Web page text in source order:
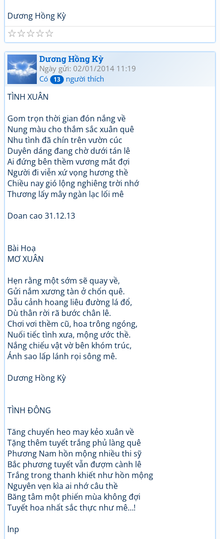
Dương Hồng Kỳ
☆
☆
☆
☆
☆
Dương Hồng Kỳ
Ngày gửi: 02/01/2014 11:19
Có
13 người thích
TÌNH XUÂN
Gom trọn thời gian đón nắng về
Nung màu cho thắm sắc xuân quê
Nhu tình đã chín trên vườn cúc
Duyên dáng đang chờ dưới tán lê
Ai đứng bên thềm vương mắt đợi
Người đi viễn xứ vọng hương thề
Chiều nay gió lộng nghiêng trời nhớ
Thương lấy mây ngàn lạc lối mê
Doan cao 31.12.13
Bài Hoạ
MƠ XUÂN
Hẹn rằng một sớm sẽ quay về,
Gửi nắm xương tàn ở chốn quê.
Dẫu cảnh hoang liêu đường lá đổ,
Dù thân rời rã bước chân lê.
Chơi vơi thềm cũ, hoa trông ngóng,
Nuối tiếc tình xưa, mộng ước thề.
Nắng chiếu vật vờ bên khóm trúc,
Ánh sao lấp lánh rọi sông mê.
Dương Hồng Kỳ
TÌNH ĐÔNG
Tăng chuyến heo may kẻo xuân về
Tặng thêm tuyết trắng phủ làng quê
Phương Nam hồn mộng nhiều thi sỹ
Bắc phương tuyết vẫn đượm cành lê
Trắng trong thanh khiết như hồn mộng
Nguyên vẹn kìa ai nhớ câu thề
Băng tâm một phiến mùa không đợi
Tuyết hoa nhất sắc thực như mê…!
lnp